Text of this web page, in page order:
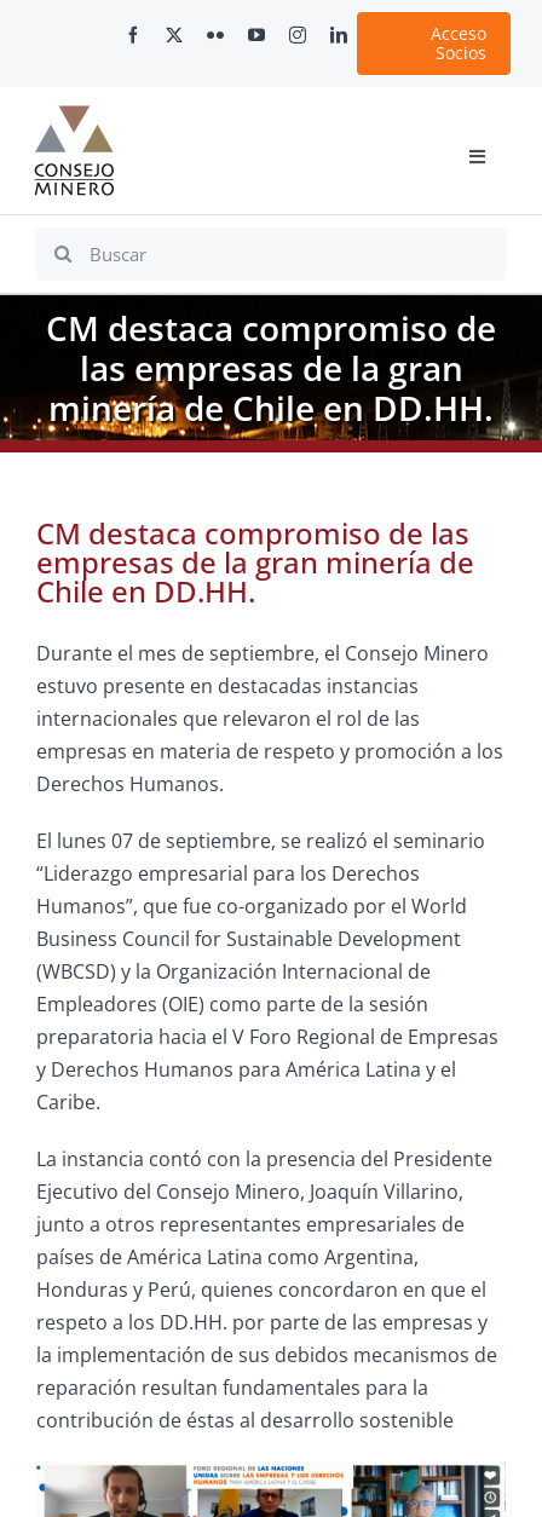
Acceso
Socios
Toggle
Documentos
Minería en Chile
Plataformas Digitales
Comunicaciones
Search
CM destaca compromiso de
las empresas de la gran
minería de Chile en DD.HH.
CM destaca compromiso de las
empresas de la gran minería de
Chile en DD.HH.
Durante el mes de septiembre, el Consejo Minero
estuvo presente en destacadas instancias
internacionales que relevaron el rol de las
empresas en materia de respeto y promoción a los
Derechos Humanos.
El lunes 07 de septiembre, se realizó el seminario
“Liderazgo empresarial para los Derechos
Humanos”, que fue co-organizado por el World
Business Council for Sustainable Development
(WBCSD) y la Organización Internacional de
Empleadores (OIE) como parte de la sesión
preparatoria hacia el V Foro Regional de Empresas
y Derechos Humanos para América Latina y el
Caribe.
La instancia contó con la presencia del Presidente
Ejecutivo del Consejo Minero, Joaquín Villarino,
junto a otros representantes empresariales de
países de América Latina como Argentina,
Honduras y Perú, quienes concordaron en que el
respeto a los DD.HH. por parte de las empresas y
la implementación de sus debidos mecanismos de
reparación resultan fundamentales para la
contribución de éstas al desarrollo sostenible